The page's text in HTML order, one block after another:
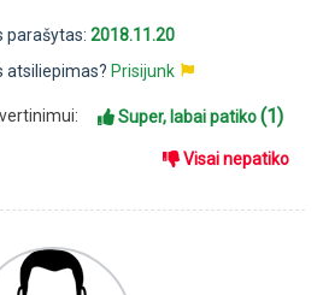
parašytas: 2018.11.20
atsiliepimas? Prisijunk
vertinimui: Super, labai patiko(1)
Visai nepatiko